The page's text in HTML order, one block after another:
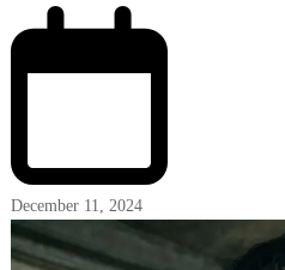
December 11, 2024